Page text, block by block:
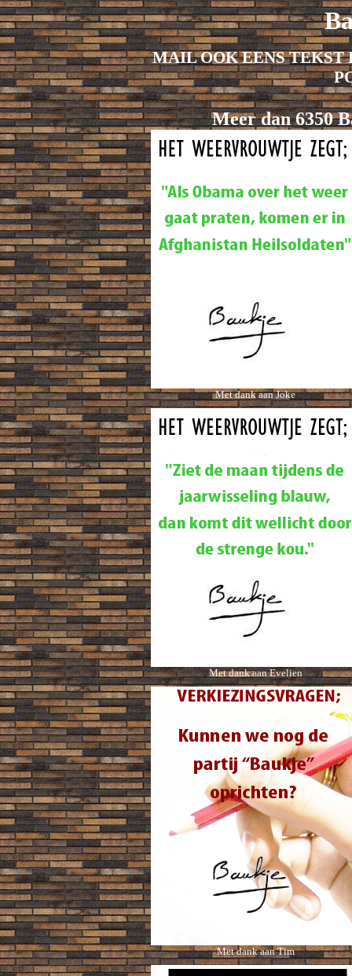
MAIL OOK EENS TEKST
Meer dan 6350
Met dank aan Joke
Met dank aan Evelien
Met dank aan Tim